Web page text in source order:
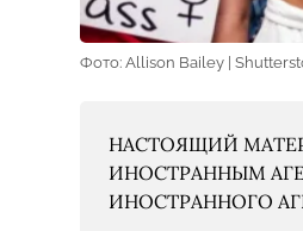
Фото: Allison Bailey |
НАСТОЯЩИЙ
ИНОСТРАННЫМ
ИНОСТРАННОГО